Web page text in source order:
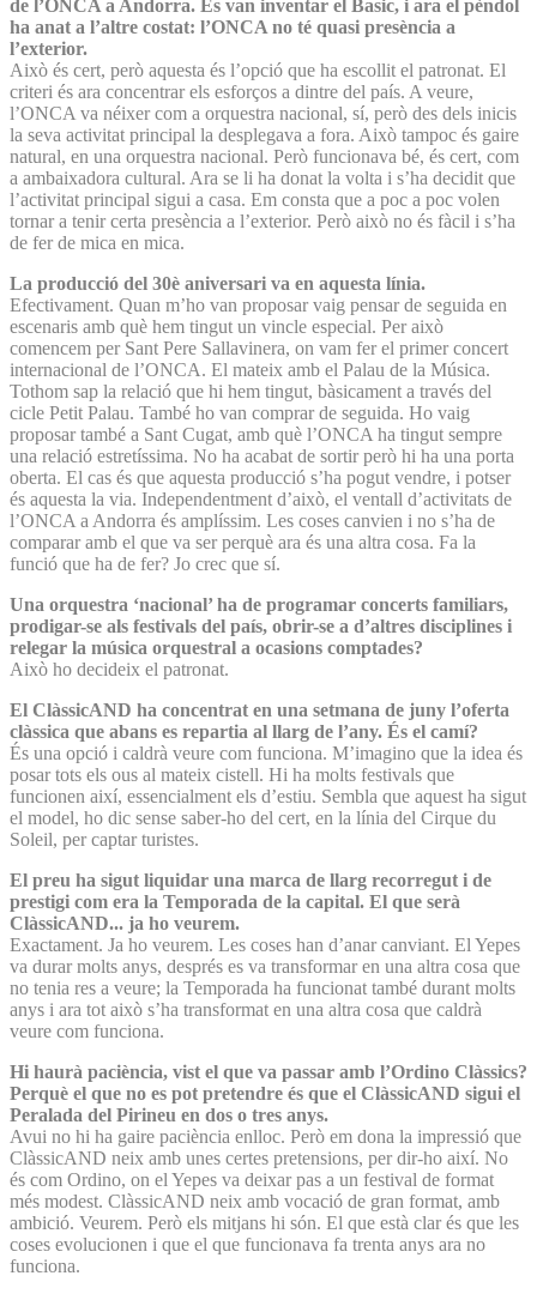
de l’ONCA a Andorra. Es van inventar el Basic, i ara el pèndol
ha anat a l’altre costat: l’ONCA no té quasi presència a
l’exterior.
Això és cert, però aquesta és l’opció que ha escollit el patronat. El
criteri és ara concentrar els esforços a dintre del país. A veure,
l’ONCA va néixer com a orquestra nacional, sí, però des dels inicis
la seva activitat principal la desplegava a fora. Això tampoc és gaire
natural, en una orquestra nacional. Però funcionava bé, és cert, com
a ambaixadora cultural. Ara se li ha donat la volta i s’ha decidit que
l’activitat principal sigui a casa. Em consta que a poc a poc volen
tornar a tenir certa presència a l’exterior. Però això no és fàcil i s’ha
de fer de mica en mica.
La producció del 30è aniversari va en aquesta línia.
Efectivament. Quan m’ho van proposar vaig pensar de seguida en
escenaris amb què hem tingut un vincle especial. Per això
comencem per Sant Pere Sallavinera, on vam fer el primer concert
internacional de l’ONCA. El mateix amb el Palau de la Música.
Tothom sap la relació que hi hem tingut, bàsicament a través del
cicle Petit Palau. També ho van comprar de seguida. Ho vaig
proposar també a Sant Cugat, amb què l’ONCA ha tingut sempre
una relació estretíssima. No ha acabat de sortir però hi ha una porta
oberta. El cas és que aquesta producció s’ha pogut vendre, i potser
és aquesta la via. Independentment d’això, el ventall d’activitats de
l’ONCA a Andorra és amplíssim. Les coses canvien i no s’ha de
comparar amb el que va ser perquè ara és una altra cosa. Fa la
funció que ha de fer? Jo crec que sí.
Una orquestra ‘nacional’ ha de programar concerts familiars,
prodigar-se als festivals del país, obrir-se a d’altres disciplines i
relegar la música orquestral a ocasions comptades?
Això ho decideix el patronat.
El ClàssicAND ha concentrat en una setmana de juny l’oferta
clàssica que abans es repartia al llarg de l’any. És el camí?
És una opció i caldrà veure com funciona. M’imagino que la idea és
posar tots els ous al mateix cistell. Hi ha molts festivals que
funcionen així, essencialment els d’estiu. Sembla que aquest ha sigut
el model, ho dic sense saber-ho del cert, en la línia del Cirque du
Soleil, per captar turistes.
El preu ha sigut liquidar una marca de llarg recorregut i de
prestigi com era la Temporada de la capital. El que serà
ClàssicAND... ja ho veurem.
Exactament. Ja ho veurem. Les coses han d’anar canviant. El Yepes
va durar molts anys, després es va transformar en una altra cosa que
no tenia res a veure; la Temporada ha funcionat també durant molts
anys i ara tot això s’ha transformat en una altra cosa que caldrà
veure com funciona.
Hi haurà paciència, vist el que va passar amb l’Ordino Clàssics?
Perquè el que no es pot pretendre és que el ClàssicAND sigui el
Peralada del Pirineu en dos o tres anys.
Avui no hi ha gaire paciència enlloc. Però em dona la impressió que
ClàssicAND neix amb unes certes pretensions, per dir-ho així. No
és com Ordino, on el Yepes va deixar pas a un festival de format
més modest. ClàssicAND neix amb vocació de gran format, amb
ambició. Veurem. Però els mitjans hi són. El que està clar és que les
coses evolucionen i que el que funcionava fa trenta anys ara no
funciona.